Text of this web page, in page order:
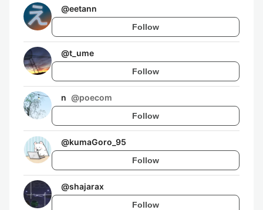
@eetann
Follow
@t_ume
Follow
n @poecom
Follow
@kumaGoro_95
Follow
@shajarax
Follow